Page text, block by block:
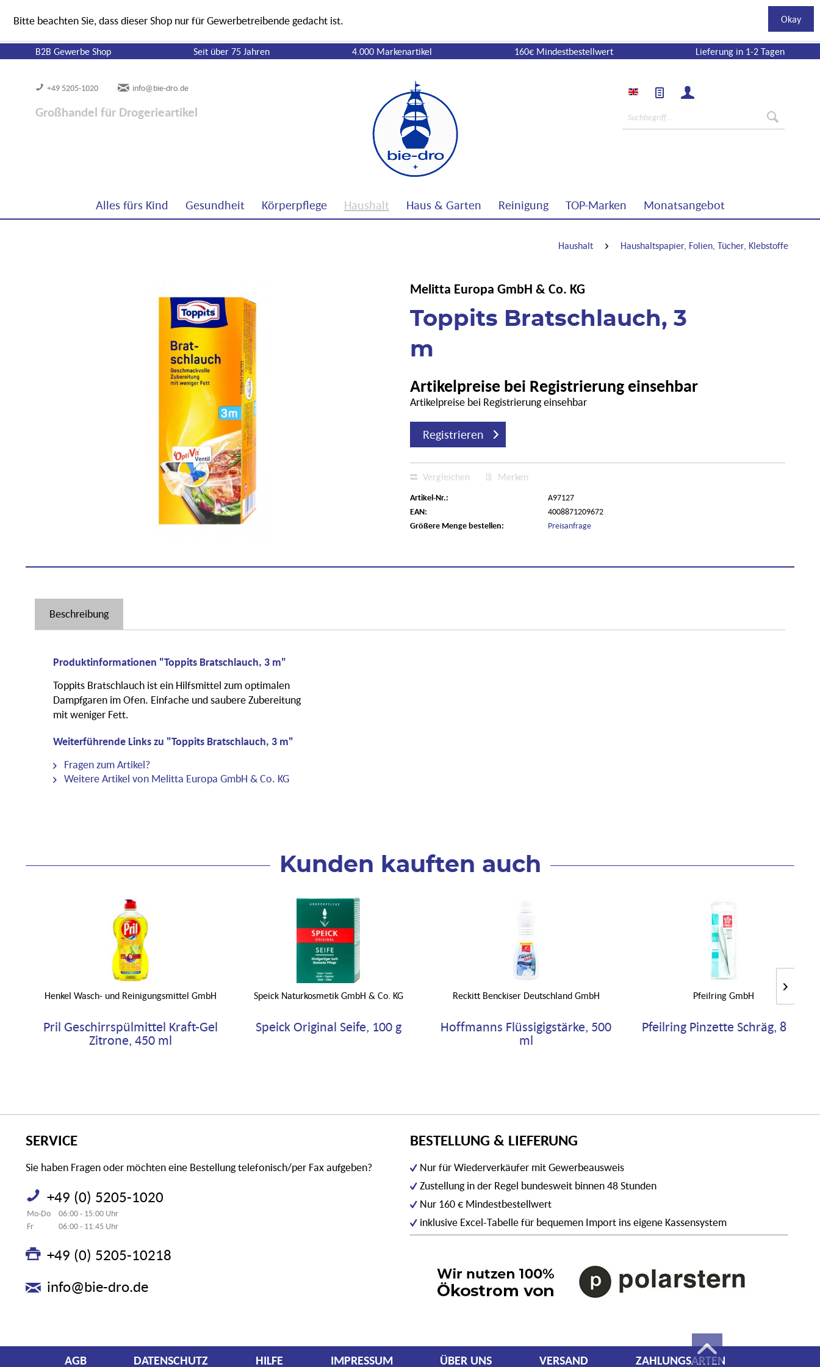
B2B Gewerbe Shop Seit über 75 Jahren 4.000 Markenartikel 160€ Mindestbestellwert Lieferung in 1-2 Tagen
+49 5205-1020 info@bie-dro.de
Großhandel für Drogerieartikel
Alles fürs Kind Gesundheit Körperpflege Haushalt Haus & Garten Reinigung TOP-Marken Monatsangebot
Haushalt Haushaltspapier, Folien, Tücher, Klebstoffe
Melitta Europa GmbH & Co. KG
Toppits Bratschlauch, 3
m
Artikelpreise bei Registrierung einsehbar
Artikelpreise bei Registrierung einsehbar
Registrieren
Vergleichen Merken
Artikel-Nr.:
A97127
EAN:
4008871209672
Größere Menge bestellen:
Preisanfrage
Beschreibung
Produktinformationen "Toppits Bratschlauch, 3 m"
Toppits Bratschlauch ist ein Hilfsmittel zum optimalen
Dampfgaren im Ofen. Einfache und saubere Zubereitung
mit weniger Fett.
Weiterführende Links zu "Toppits Bratschlauch, 3 m"
Fragen zum Artikel?
Weitere Artikel von Melitta Europa GmbH & Co. KG
Kunden kauften auch
Henkel Wasch- und Reinigungsmittel GmbH
Pril Geschirrspülmittel Kraft-Gel
Zitrone, 450 ml
Speick Naturkosmetik GmbH & Co. KG
Speick Original Seife, 100 g
Reckitt Benckiser Deutschland GmbH
Hoffmanns Flüssigigstärke, 500
ml
Pfeilring GmbH
Pfeilring Pinzette Schräg, 8 cm
SERVICE
Sie haben Fragen oder möchten eine Bestellung telefonisch/per Fax aufgeben?
+49 (0) 5205-1020
Mo-Do
06:00 - 15:00 Uhr
Fr
06:00 - 11:45 Uhr
+49 (0) 5205-10218
info@bie-dro.de
BESTELLUNG & LIEFERUNG
Nur für Wiederverkäufer mit Gewerbeausweis
Zustellung in der Regel bundesweit binnen 48 Stunden
Nur 160 € Mindestbestellwert
inklusive Excel-Tabelle für bequemen Import ins eigene Kassensystem
AGB DATENSCHUTZ HILFE IMPRESSUM ÜBER UNS VERSAND ZAHLUNGSARTEN
Bitte beachten Sie, dass dieser Shop nur für Gewerbetreibende gedacht ist. Okay